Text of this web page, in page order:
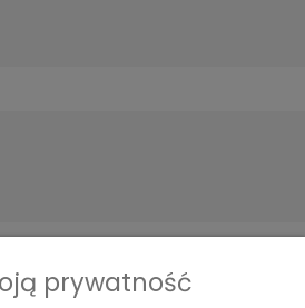
prywatność